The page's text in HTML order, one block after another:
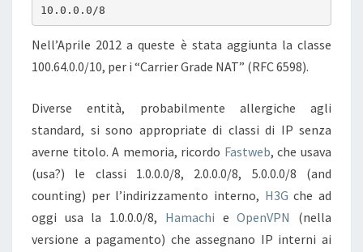
10.0.0.0/8
Nell’Aprile 2012 a queste è stata aggiunta la classe
100.64.0.0/10, per i “Carrier Grade NAT” (RFC 6598).
Diverse entità, probabilmente allergiche agli
standard, si sono appropriate di classi di IP senza
averne titolo. A memoria, ricordo Fastweb, che usava
(usa?) le classi 1.0.0.0/8, 2.0.0.0/8, 5.0.0.0/8 (and
counting) per l’indirizzamento interno, H3G che ad
oggi usa la 1.0.0.0/8, Hamachi eOpenVPN
(nella
versione a pagamento) che assegnano IP interni ai